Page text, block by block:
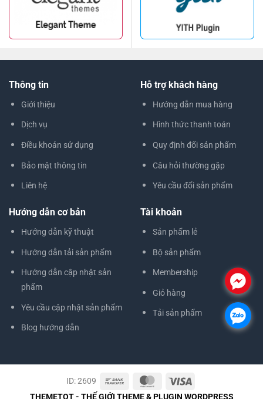
Thông tin
Giới thiệu
Dịch vụ
Điều khoản sử dụng
Bảo mật thông tin
Liên hệ
Hỗ trợ khách hàng
Hướng dẫn mua hàng
Hình thức thanh toán
Quy định đổi sản phẩm
Câu hỏi thường gặp
Yêu cầu đổi sản phẩm
Hướng dẫn cơ bản
Hướng dẫn kỹ thuật
Hướng dẫn tải sản phẩm
Hướng dẫn cập nhật sản
phẩm
Yêu cầu cập nhật sản phẩm
Blog hướng dẫn
Tài khoản
Sản phẩm lẻ
Bộ sản phẩm
Membership
Giỏ hàng
Tải sản phẩm
ID: 2609
THEMETOT - THẾ GIỚI THEME & PLUGIN WORDPRESS
.
.